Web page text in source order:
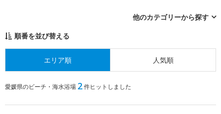
他のカテゴリーから探す
順番を並び替える
エリア順 人気順
愛媛県のビーチ・海水浴場 2件ヒットしました